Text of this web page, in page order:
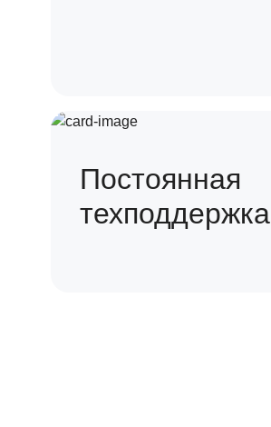
Постоянная
техподдержка